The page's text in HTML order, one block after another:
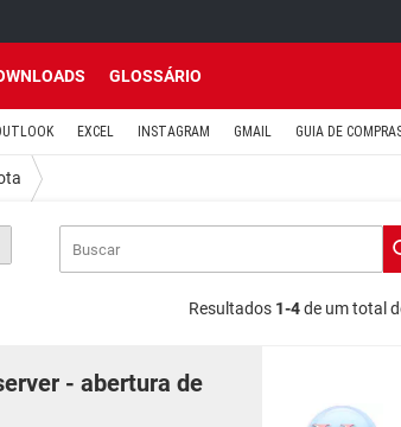
GLOSSÁRIO
EXCEL INSTAGRAM GMAIL GUIA DE
Resultados 1-4de um total
- abertura de